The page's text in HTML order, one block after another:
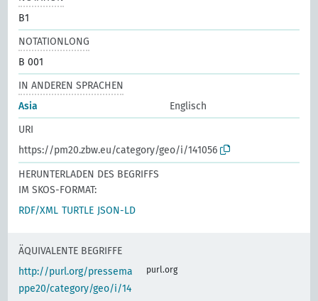
B1
NOTATIONLONG
B 001
IN ANDEREN SPRACHEN
Asia
Englisch
URI
https://pm20.zbw.eu/category/geo/i/141056
HERUNTERLADEN DES BEGRIFFS
IM SKOS-FORMAT:
RDF/XML TURTLE JSON-LD
ÄQUIVALENTE BEGRIFFE
http://purl.org/pressema
ppe20/category/geo/i/14
purl.org